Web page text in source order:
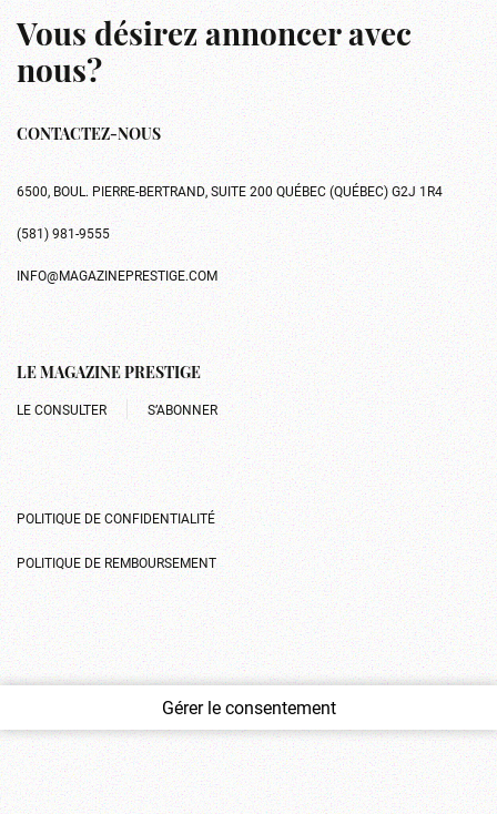
Vous désirez annoncer avec
nous?
CONTACTEZ-NOUS
6500, BOUL. PIERRE-BERTRAND, SUITE 200 QUÉBEC (QUÉBEC) G2J 1R4
(581) 981-9555
INFO@MAGAZINEPRESTIGE.COM
LE MAGAZINE PRESTIGE
LE CONSULTER S’ABONNER
POLITIQUE DE CONFIDENTIALITÉ
POLITIQUE DE REMBOURSEMENT
Gérer le consentement